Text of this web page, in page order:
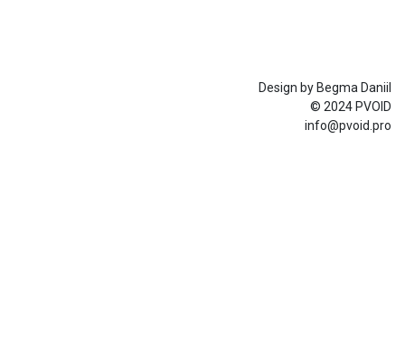
Design by Begma Daniil
© 2024 PVOID
info@pvoid.pro